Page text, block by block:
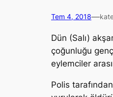
Tem 4, 2018—
Dün (Salı)
çoğunluğu
eylemciler
Polis